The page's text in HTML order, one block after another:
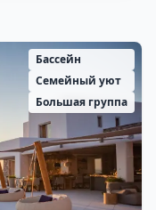
Бассейн
Семейный уют
Большая группа